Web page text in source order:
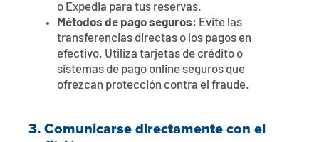
o Expedia para tus reservas.
Métodos de pago seguros: Evite las
transferencias directas o los pagos en
efectivo. Utiliza tarjetas de crédito o
sistemas de pago online seguros que
ofrezcan protección contra el fraude.
3.Comunicarse directamente con el